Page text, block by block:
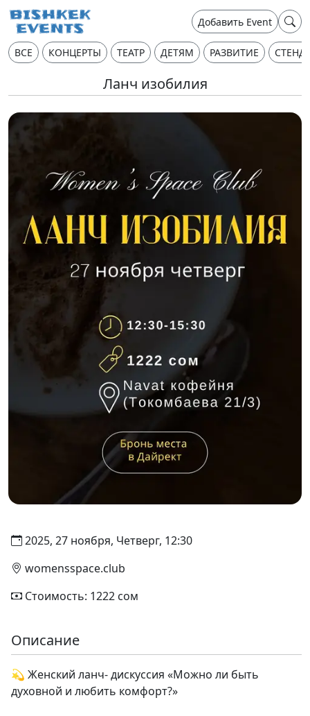
Добавить Event
ВСЕ КОНЦЕРТЫ ТЕАТР ДЕТЯМ РАЗВИТИЕ
Ланч изобилия
2025, 27 ноября, Четверг, 12:30
womensspace.club
Стоимость: 1222 сом
Описание
💫 Женский ланч- дискуссия «Можно ли быть
духовной и любить комфорт?»